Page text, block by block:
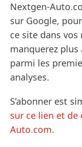
Nextgen-
sur Google,
ce site dans vos
manquerez
parmi les
analyses.
S’abonner est
sur ce lien et de
Auto.com.